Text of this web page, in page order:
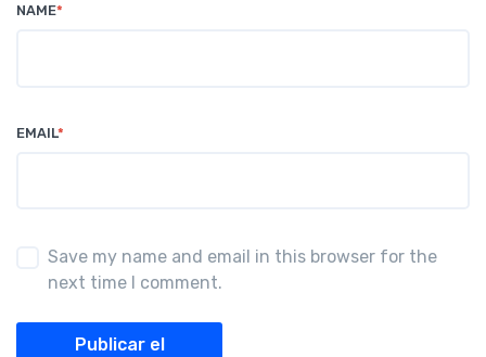
NAME*
EMAIL*
Save my name and email in this browser for the
next time I comment.
Publicar el